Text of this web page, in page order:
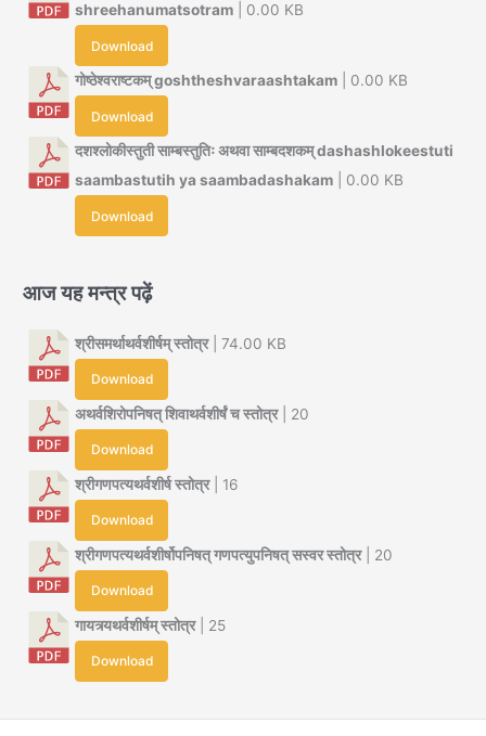
shreehanumatsotram | 0.00 KB
Download
गोष्ठेश्वराष्टकम् goshtheshvaraashtakam | 0.00 KB
Download
दशश्लोकीस्तुती साम्बस्तुतिः अथवा साम्बदशकम् dashashlokeestuti
saambastutih ya saambadashakam | 0.00 KB
Download
आज यह मन्त्र पढ़ें
श्रीसमर्थाथर्वशीर्षम् स्तोत्र| 74.00 KB
Download
अथर्वशिरोपनिषत् शिवाथर्वशीर्षं च स्तोत्र| 20
Download
श्रीगणपत्यथर्वशीर्ष स्तोत्र| 16
Download
श्रीगणपत्यथर्वशीर्षोपनिषत् गणपत्युपनिषत् सस्वर स्तोत्र| 20
Download
गायत्र्यथर्वशीर्षम् स्तोत्र| 25
Download